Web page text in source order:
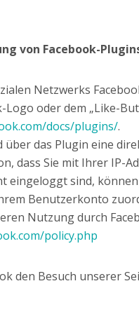
von Facebook-
Netzwerks
oder dem „Like-
docs/plugins/.
über das Plugin eine
dass Sie mit Ihrer IP-
eingeloggt sind,
Benutzerkonto
Nutzung durch
policy.php
den Besuch unserer